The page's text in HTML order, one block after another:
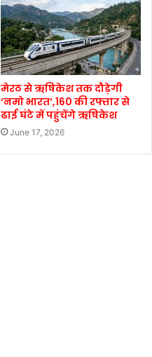
मेरठ से ऋषिकेश तक दौड़ेगी
‘नमो भारत’,160 की रफ्तार से
ढाई घंटे में पहुंचेंगे ऋषिकेश
June 17, 2026